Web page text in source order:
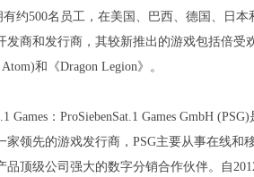
有约500名员工，在美国、巴西、德国、日
发商和发行商，其较新推出的游戏包括倍受
和《Dragon Legion》。
Games：ProSiebenSat.1 Games GmbH
家领先的游戏发行商，PSG主要从事在线和
品顶级公司强大的数字分销合作伙伴。自